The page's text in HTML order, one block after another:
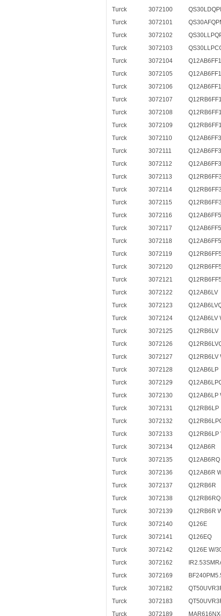
Turck
3072100
Turck
3072101
Turck
3072102
Turck
3072103
Turck
3072104
Turck
3072105
Turck
3072106
Turck
3072107
Turck
3072108
Turck
3072109
Turck
3072110
Turck
3072111
Turck
3072112
Turck
3072113
Turck
3072114
Turck
3072115
Turck
3072116
Turck
3072117
Turck
3072118
Turck
3072119
Turck
3072120
Turck
3072121
Turck
3072122
Q12AB6LV
Turck
3072123
Turck
3072124
Q12AB6LV
Turck
3072125
Q12RB6LV
Turck
3072126
Turck
3072127
Q12RB6LV
Turck
3072128
Q12AB6LP
Turck
3072129
Turck
3072130
Q12AB6LP
Turck
3072131
Q12RB6LP
Turck
3072132
Turck
3072133
Q12RB6LP
Turck
3072134
Q12AB6R
Turck
3072135
Q12AB6RQ
Turck
3072136
Q12AB6R
Turck
3072137
Q12RB6R
Turck
3072138
Q12RB6RQ
Turck
3072139
Q12RB6R
Turck
3072140
Q126E
Turck
3072141
Q126EQ
Turck
3072142
Q126E W/
Turck
3072162
Turck
3072169
Turck
3072182
Turck
3072183
Turck
3072189